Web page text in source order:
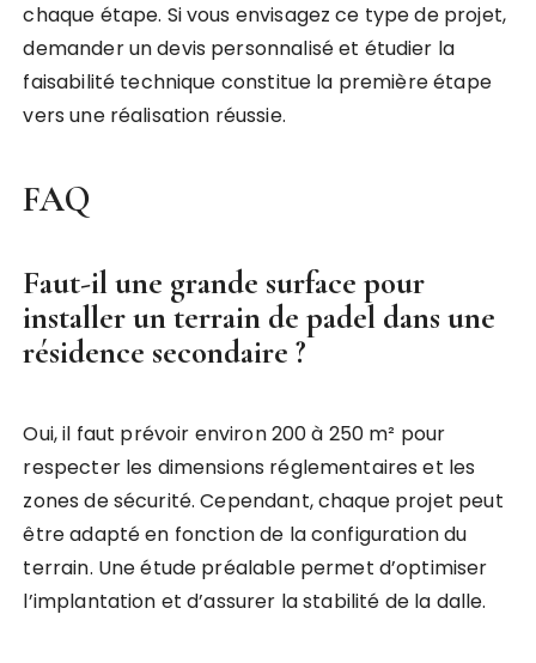
chaque étape. Si vous envisagez ce type de projet,
demander un devis personnalisé et étudier la
faisabilité technique constitue la première étape
vers une réalisation réussie.
FAQ
Faut-il une grande surface pour
installer un terrain de padel dans une
résidence secondaire ?
Oui, il faut prévoir environ 200 à 250 m² pour
respecter les dimensions réglementaires et les
zones de sécurité. Cependant, chaque projet peut
être adapté en fonction de la configuration du
terrain. Une étude préalable permet d’optimiser
l’implantation et d’assurer la stabilité de la dalle.